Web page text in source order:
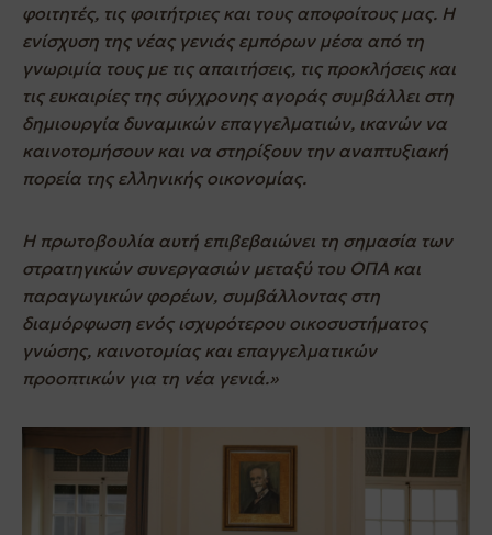
φοιτητές, τις φοιτήτριες και τους αποφοίτους μας. Η
ενίσχυση της νέας γενιάς εμπόρων μέσα από τη
γνωριμία τους με τις απαιτήσεις, τις προκλήσεις και
τις ευκαιρίες της σύγχρονης αγοράς συμβάλλει στη
δημιουργία δυναμικών επαγγελματιών, ικανών να
καινοτομήσουν και να στηρίξουν την αναπτυξιακή
πορεία της ελληνικής οικονομίας.
Η πρωτοβουλία αυτή επιβεβαιώνει τη σημασία των
στρατηγικών συνεργασιών μεταξύ του ΟΠΑ και
παραγωγικών φορέων, συμβάλλοντας στη
διαμόρφωση ενός ισχυρότερου οικοσυστήματος
γνώσης, καινοτομίας και επαγγελματικών
προοπτικών για τη νέα γενιά.»